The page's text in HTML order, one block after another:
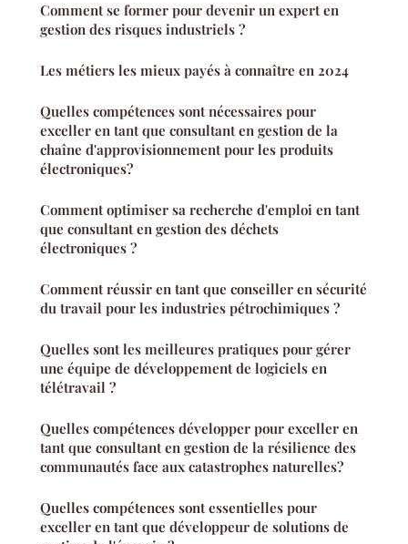
Comment se former pour devenir un expert en
gestion des risques industriels ?
Les métiers les mieux payés à connaître en 2024
Quelles compétences sont nécessaires pour
exceller en tant que consultant en gestion de la
chaîne d'approvisionnement pour les produits
électroniques?
Comment optimiser sa recherche d'emploi en tant
que consultant en gestion des déchets
électroniques ?
Comment réussir en tant que conseiller en sécurité
du travail pour les industries pétrochimiques ?
Quelles sont les meilleures pratiques pour gérer
une équipe de développement de logiciels en
télétravail ?
Quelles compétences développer pour exceller en
tant que consultant en gestion de la résilience des
communautés face aux catastrophes naturelles?
Quelles compétences sont essentielles pour
exceller en tant que développeur de solutions de